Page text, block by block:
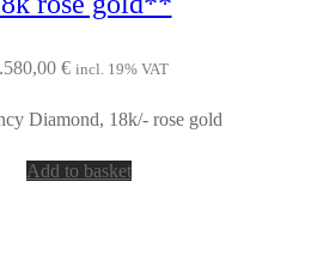
€ incl. 19% VAT
Diamond, 18k/- rose gold
Add to basket